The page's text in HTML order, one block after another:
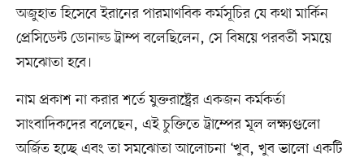
অজুহাত হিসেবে ইরানের পারমাণবিক কর্মসূচির যে কথা মার্কিন
প্রেসিডেন্ট ডোনাল্ড ট্রাম্প বলেছিলেন, সে বিষয়ে পরবর্তী সময়ে
সমঝোতা হবে।
নাম প্রকাশ না করার শর্তে যুক্তরাষ্ট্রের একজন কর্মকর্তা
সাংবাদিকদের বলেছেন, এই চুক্তিতে ট্রাম্পের মূল লক্ষ্যগুলো
অর্জিত হচ্ছে এবং তা সমঝোতা আলোচনা ‘খুব, খুব ভালো একটি